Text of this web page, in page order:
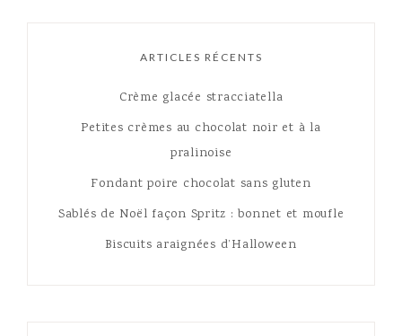
ARTICLES RÉCENTS
Crème glacée stracciatella
Petites crèmes au chocolat noir et à la
pralinoise
Fondant poire chocolat sans gluten
Sablés de Noël façon Spritz : bonnet et moufle
Biscuits araignées d’Halloween